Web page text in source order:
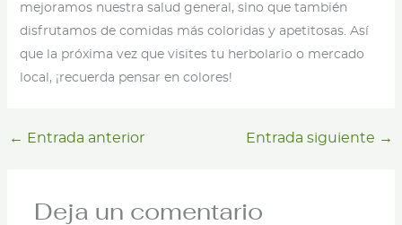
mejoramos nuestra salud general, sino que también
disfrutamos de comidas más coloridas y apetitosas. Así
que la próxima vez que visites tu herbolario o mercado
local, ¡recuerda pensar en colores!
← Entrada anterior Entrada siguiente →
Deja un comentario